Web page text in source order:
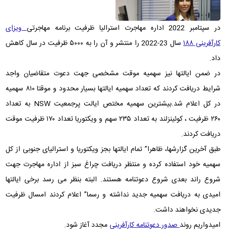
در سپتامبر 2022 اداره مهاجرت استرالیا ظرفیت برنامه مهاجرتی
ویزای
کارآفرینی۱۸۸سال 23-2022 را منتشر و آن را به ۵۰۰۰ظرفیت در سال کاهش
داد.
در ضمن ایالتها نیز سهمیه موقت مشخصی جهت دعوت متقاضیان واجد
شرایط دریافت کردند که تعداد سهمیه ایالتها بسیار محدود و موقتا ۸۱۰ سهمیه
در کل اعلام شد.بیشترین سهمیه مختص ایالت پرجمعیتNSW
به تعداد
۲۶۰ ظرفیت ، کوئینزلند به تعداد ۲۳۵سهم و ویکتوریا تعداد ۱۷۰ظرفیت موقت
دریافت کردند.
طبق آخرین گزارشها، ظاهرا” تمام ایالتها بجز ویکتوریا و استرالیای جنوبی از کل
سهمیه خود استفاده کرده و منتظر دریافت چراغ سبز از اداره مهاجرت جهت
شروع راند بعدی شروع دعوتنامه هستند. البته بنظر می رسد برخی ایالتها
امیدی به دریافت سهمیه جدید نداشته و رسما” اعلام‌ کردند امسال ظرفیت
جدیدی نخواهند داشت.
امیدواریم روندصدور دعوتنامه کارآفرینی مجدد آغاز شود.